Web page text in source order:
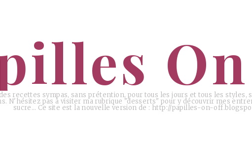
recettes sympas, sans prétention, pour tous les jours et tous les styles,
N'hésitez pas à visiter ma rubrique "desserts" pour y découvrir mes
sucre… Ce site est la nouvelle version de : http://papilles-on-